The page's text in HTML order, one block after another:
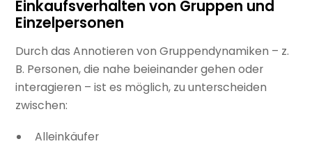
Einkaufsverhalten von Gruppen und
Einzelpersonen
Durch das Annotieren von Gruppendynamiken – z.
B. Personen, die nahe beieinander gehen oder
interagieren – ist es möglich, zu unterscheiden
zwischen:
Alleinkäufer